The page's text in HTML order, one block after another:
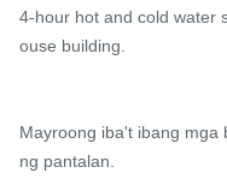
4-hour hot and cold water
ouse building.
Mayroong iba't ibang mga
ng pantalan.